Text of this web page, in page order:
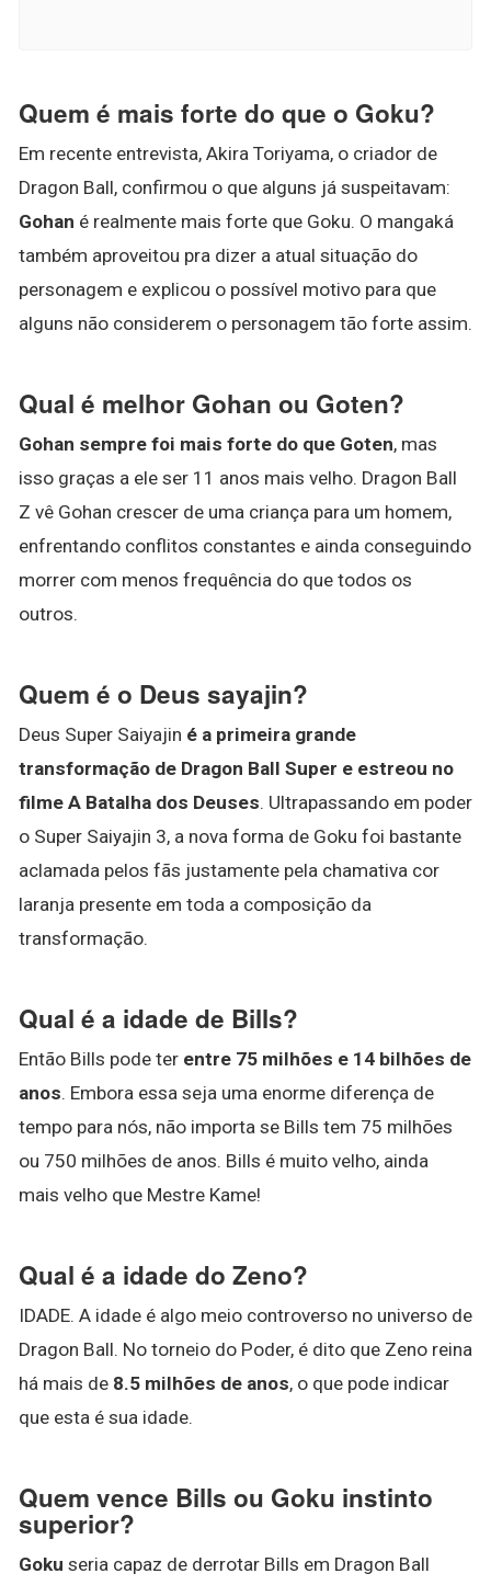
Quem é mais forte do que o Goku?
Em recente entrevista, Akira Toriyama, o criador de
Dragon Ball, confirmou o que alguns já suspeitavam:
Gohan é realmente mais forte que Goku. O mangaká
também aproveitou pra dizer a atual situação do
personagem e explicou o possível motivo para que
alguns não considerem o personagem tão forte assim.
Qual é melhor Gohan ou Goten?
Gohan sempre foi mais forte do que Goten, mas
isso graças a ele ser 11 anos mais velho. Dragon Ball
Z vê Gohan crescer de uma criança para um homem,
enfrentando conflitos constantes e ainda conseguindo
morrer com menos frequência do que todos os
outros.
Quem é o Deus sayajin?
Deus Super Saiyajin é a primeira grande
transformação de Dragon Ball Super e estreou no
filme A Batalha dos Deuses. Ultrapassando em poder
o Super Saiyajin 3, a nova forma de Goku foi bastante
aclamada pelos fãs justamente pela chamativa cor
laranja presente em toda a composição da
transformação.
Qual é a idade de Bills?
Então Bills pode ter entre 75 milhões e 14 bilhões de
anos. Embora essa seja uma enorme diferença de
tempo para nós, não importa se Bills tem 75 milhões
ou 750 milhões de anos. Bills é muito velho, ainda
mais velho que Mestre Kame!
Qual é a idade do Zeno?
IDADE. A idade é algo meio controverso no universo de
Dragon Ball. No torneio do Poder, é dito que Zeno reina
há mais de 8.5 milhões de anos, o que pode indicar
que esta é sua idade.
Quem vence Bills ou Goku instinto
superior?
Goku seria capaz de derrotar Bills em Dragon Ball